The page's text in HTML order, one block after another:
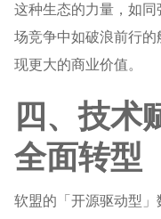
这种生态的力量，如
场竞争中如破浪前行
现更大的商业价值。
四、技术
全面转型
软盟的「开源驱动型